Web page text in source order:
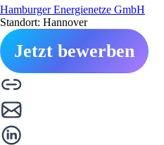
Hamburger Energienetze GmbH
Standort: Hannover
Jetzt bewerben